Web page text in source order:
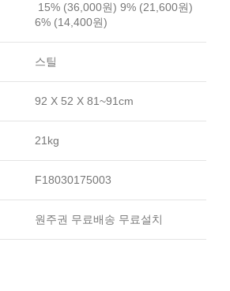
15% (36,000원) 9% (21,600원)
6% (14,400원)
스틸
92 X 52 X 81~91cm
21kg
F18030175003
원주권 무료배송 무료설치